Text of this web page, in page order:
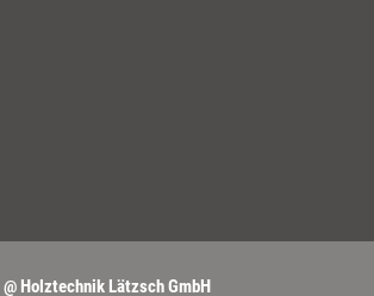
@ Holztechnik Lätzsch GmbH